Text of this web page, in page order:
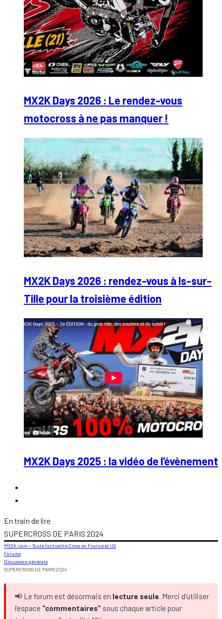
MX2K Days 2026 : Le rendez-vous
motocross à ne pas manquer !
MX2K Days 2026 : rendez-vous à Is-sur-
Tille pour la troisième édition
MX2K Days 2025 : la vidéo de l’évènement
En train de lire
SUPERCROSS DE PARIS 2024
MX2K.com – Toute l’actualité Cross en France et US
Forums
Discussion générale
SUPERCROSS DE PARIS 2024
📢 Le forum est désormais en lecture seule. Merci d'utiliser
l'espace "commentaires" sous chaque article pour